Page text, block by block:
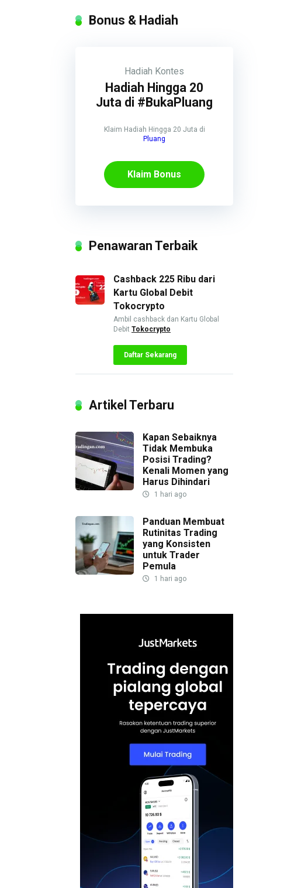
Bonus & Hadiah
Hadiah Kontes
Hadiah Hingga 20
Juta di #BukaPluang
Klaim Hadiah Hingga 20 Juta di
Pluang
Klaim Bonus
Penawaran Terbaik
Cashback 225 Ribu dari
Kartu Global Debit
Tokocrypto
Ambil cashback dan Kartu Global
Debit Tokocrypto
Daftar Sekarang
Artikel Terbaru
Kapan Sebaiknya
Tidak Membuka
Posisi Trading?
Kenali Momen yang
Harus Dihindari
1 hari ago
Panduan Membuat
Rutinitas Trading
yang Konsisten
untuk Trader
Pemula
1 hari ago